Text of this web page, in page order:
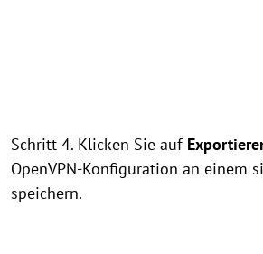
Schritt 4. Klicken Sie auf
OpenVPN-Konfiguration an einem
speichern.